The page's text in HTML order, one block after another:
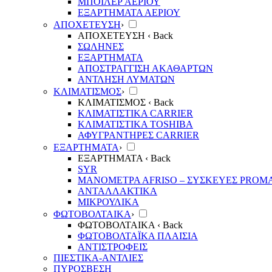
ΕΞΑΡΤΗΜΑΤΑ ΑΕΡΙΟΥ
ΑΠΟΧΕΤΕΥΣΗ›
ΑΠΟΧΕΤΕΥΣΗ ‹ Back
ΣΩΛΗΝΕΣ
ΕΞΑΡΤΗΜΑΤΑ
ΑΠΟΣΤΡΑΓΓΙΣΗ ΑΚΑΘΑΡΤΩΝ
ΑΝΤΛΗΣΗ ΛΥΜΑΤΩΝ
ΚΛΙΜΑΤΙΣΜΟΣ›
ΚΛΙΜΑΤΙΣΜΟΣ ‹ Back
ΚΛΙΜΑΤΙΣΤΙΚΑ CARRIER
ΚΛΙΜΑΤΙΣΤΙΚΑ TOSHIBA
ΑΦΥΓΡΑΝΤΗΡΕΣ CARRIER
ΕΞΑΡΤΗΜΑΤΑ›
ΕΞΑΡΤΗΜΑΤΑ ‹ Back
SYR
ΜΑΝΟΜΕΤΡΑ ΑFRISO – ΣΥΣΚΕΥΕΣ
ΑΝΤΑΛΛΑΚΤΙΚΑ
ΜΙΚΡΟΥΛΙΚΑ
ΦΩΤΟΒΟΛΤΑΙΚΑ›
ΦΩΤΟΒΟΛΤΑΙΚΑ ‹ Back
ΦΩΤΟΒΟΛΤΑΪΚΑ ΠΛΑΙΣΙΑ
ΑΝΤΙΣΤΡΟΦΕΙΣ
ΠΙΕΣΤΙΚΑ-ΑΝΤΛΙΕΣ
ΠΥΡΟΣΒΕΣΗ